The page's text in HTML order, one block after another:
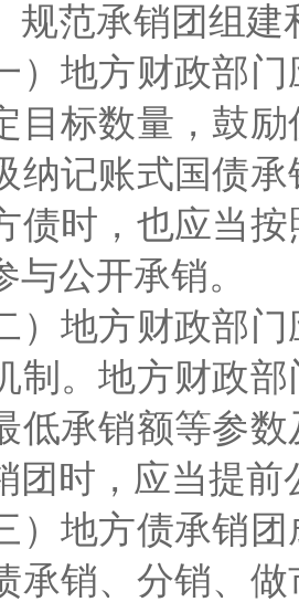
范承销团组建
地方财政部门
目标数量，鼓
纳记账式国债
债时，也应当
与公开承销。
地方财政部门
制。地方财政
低承销额等参
团时，应当提
地方债承销团
承销、分销、